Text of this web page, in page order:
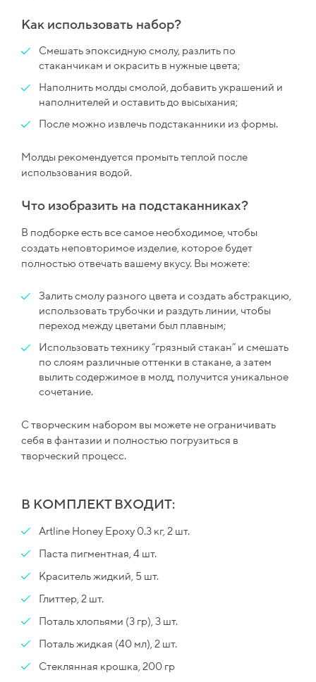
Как использовать набор?
Смешать эпоксидную смолу, разлить по
стаканчикам и окрасить в нужные цвета;
Наполнить молды смолой, добавить украшений и
наполнителей и оставить до высыхания;
После можно извлечь подстаканники из формы.
Молды рекомендуется промыть теплой после
использования водой.
Что изобразить на подстаканниках?
В подборке есть все самое необходимое, чтобы
создать неповторимое изделие, которое будет
полностью отвечать вашему вкусу. Вы можете:
Залить смолу разного цвета и создать абстракцию,
использовать трубочки и раздуть линии, чтобы
переход между цветами был плавным;
Использовать технику “грязный стакан” и смешать
по слоям различные оттенки в стакане, а затем
вылить содержимое в молд, получится уникальное
сочетание.
С творческим набором вы можете не ограничивать
себя в фантазии и полностью погрузиться в
творческий процесс.
В КОМПЛЕКТ ВХОДИТ:
Artline Honey Epoxy 0.3 кг, 2 шт.
Паста пигментная, 4 шт.
Краситель жидкий, 5 шт.
Глиттер, 2 шт.
Поталь хлопьями (3 гр), 3 шт.
Поталь жидкая (40 мл), 2 шт.
Стеклянная крошка, 200 гр